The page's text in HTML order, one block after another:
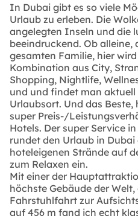
In Dubai gibt es so viele
Urlaub zu erleben. Die
angelegten Inseln und die
beeindruckend. Ob alleine,
gesamten Familie, hier
Kombination aus City,
Shopping, Nightlife,
und und findet man aktuell
Urlaubsort. Und das
super Preis-/
Hotels. Der super Service
rundet den Urlaub in
hoteleigenen Strände auf
zum Relaxen ein.
Mit einer der
höchste Gebäude der
Fahrstuhlfahrt zur
auf 456 m fand ich echt